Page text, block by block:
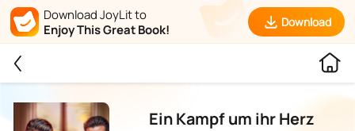
Download JoyLit to
Enjoy This Great Book!
Download
Ein Kampf um ihr Herz